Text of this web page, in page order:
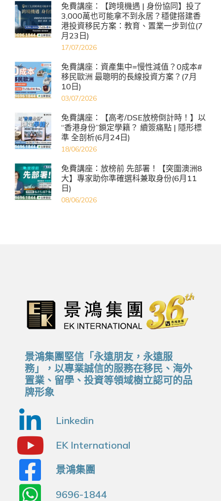
免費講座：【跨境機遇 | 身份協同】投了
3,000萬也可能拿不到永居？穩健搭建香
港投資移民方案：教育、置業一步到位(7
月23日)
17/07/2026
免費講座：資產集中=慢性減值？0成本#
移民歐洲 最聰明的長線投資方案？(7月
10日)
03/07/2026
免費講座：【高考/DSE放榜倒計時！】以
“香港身份”鎖定學籍？ 續簽痛點 | 隱形標
準 全剖析(6月24日)
18/06/2026
免費講座：放榜前 先部署！【突圍澳洲8
大】專家助你準確選科兼取身份(6月11
日)
08/06/2026
景鴻集團堅信「永遠朋友，永遠服
務」，以專業誠信的服務在移民、海外
置業、留學、投資等領域樹立認可的品
牌形象
Linkedin
EK International
景鴻集團
9696-1844